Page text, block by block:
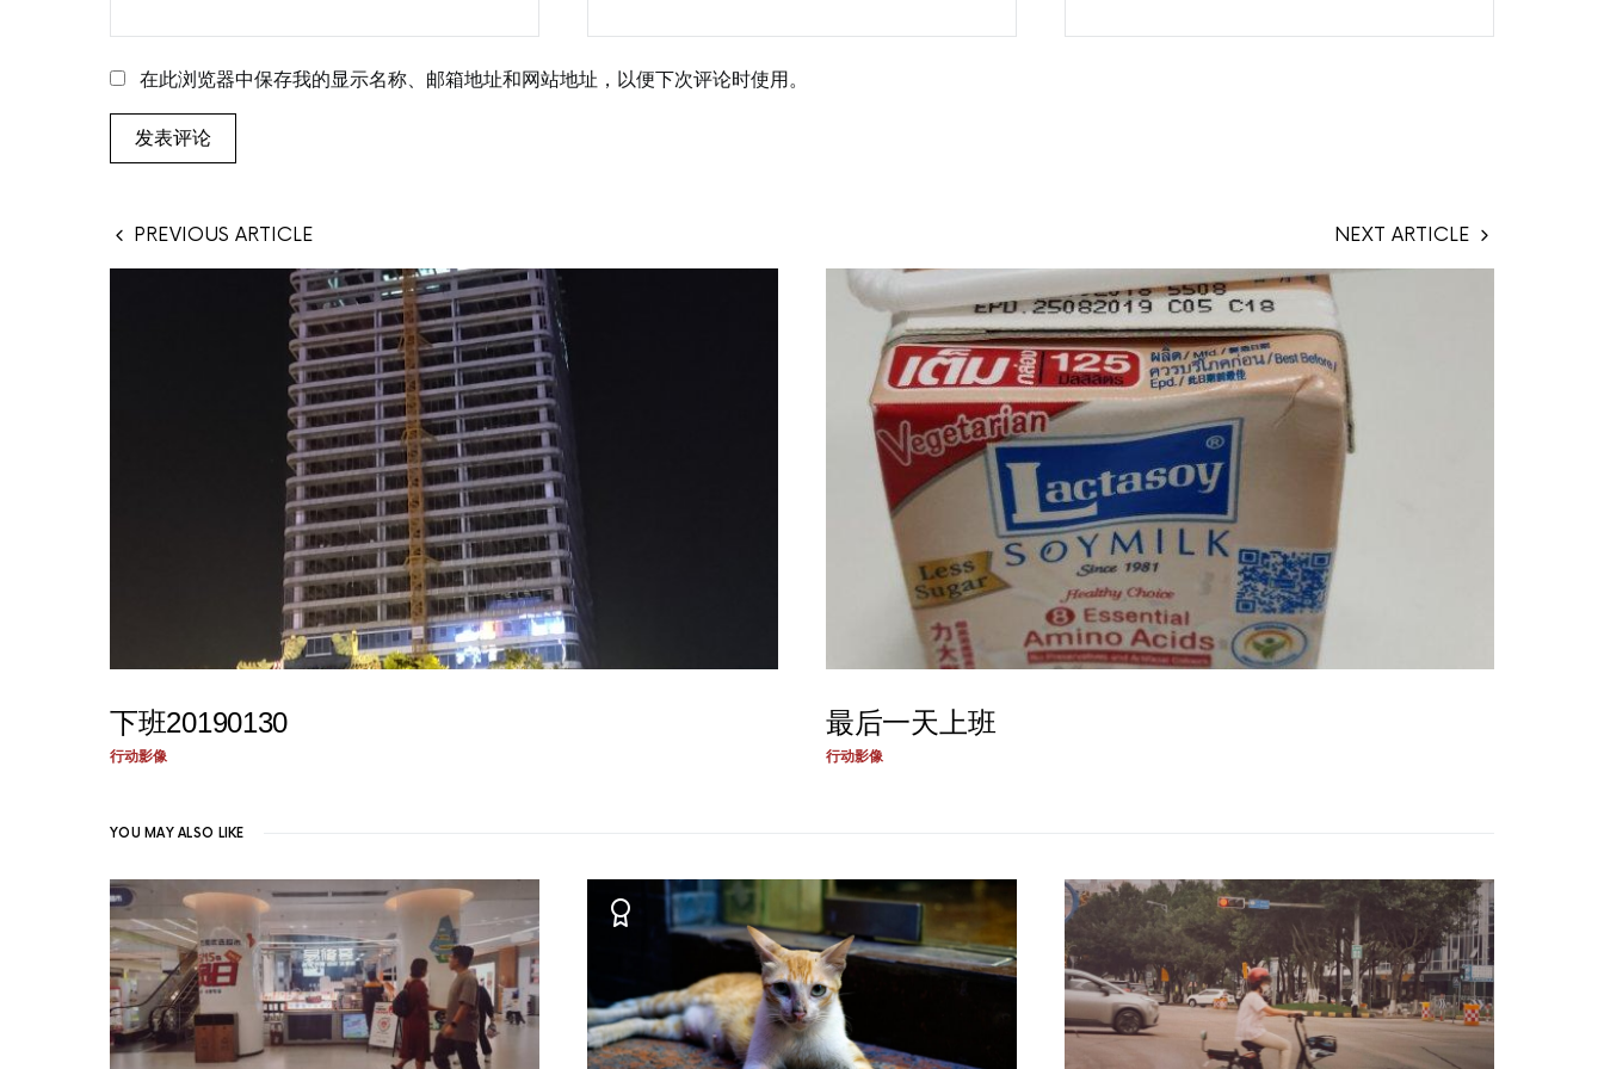
在此浏览器中保存我的显示名称、邮箱地址和网站地址，以便下次评论时使用。
PREVIOUS ARTICLE
下班20190130
行动影像
NEXT ARTICLE
最后一天上班
行动影像
YOU MAY ALSO LIKE